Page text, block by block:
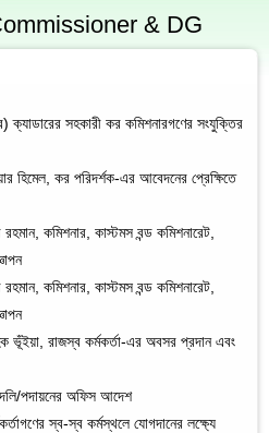
& DG
সহকারী কর কমিশনারগণের সংযুক্তির
কর পরিদর্শক-এর আবেদনের প্রেক্ষিতে
কমিশনার, কাস্টমস বন্ড কমিশনারেট,
কমিশনার, কাস্টমস বন্ড কমিশনারেট,
রাজস্ব কর্মকর্তা-এর অবসর প্রদান এবং
পদায়নের অফিস আদেশ
স্ব-স্ব কর্মস্থলে যোগদানের লক্ষ্যে